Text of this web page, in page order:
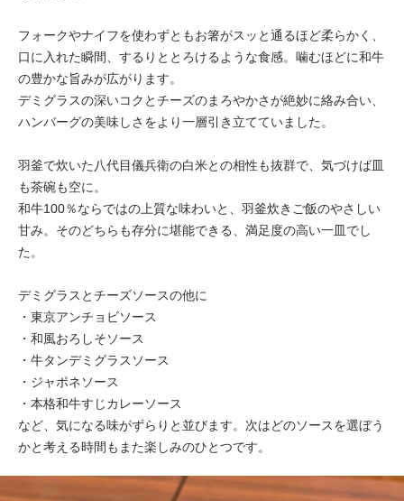
フォークやナイフを使わずともお箸がスッと通るほど柔らかく、
口に入れた瞬間、するりととろけるような食感。噛むほどに和牛
の豊かな旨みが広がります。
デミグラスの深いコクとチーズのまろやかさが絶妙に絡み合い、
ハンバーグの美味しさをより一層引き立てていました。
羽釜で炊いた八代目儀兵衛の白米との相性も抜群で、気づけば皿
も茶碗も空に。
和牛100％ならではの上質な味わいと、羽釜炊きご飯のやさしい
甘み。そのどちらも存分に堪能できる、満足度の高い一皿でし
た。
デミグラスとチーズソースの他に
・東京アンチョビソース
・和風おろしそソース
・牛タンデミグラスソース
・ジャポネソース
・本格和牛すじカレーソース
など、気になる味がずらりと並びます。次はどのソースを選ぼう
かと考える時間もまた楽しみのひとつです。